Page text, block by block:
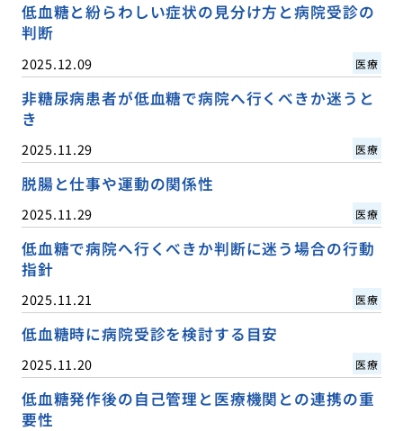
低血糖と紛らわしい症状の見分け方と病院受診の
判断
2025.12.09 医療
非糖尿病患者が低血糖で病院へ行くべきか迷うと
き
2025.11.29 医療
脱腸と仕事や運動の関係性
2025.11.29 医療
低血糖で病院へ行くべきか判断に迷う場合の行動
指針
2025.11.21 医療
低血糖時に病院受診を検討する目安
2025.11.20 医療
低血糖発作後の自己管理と医療機関との連携の重
要性